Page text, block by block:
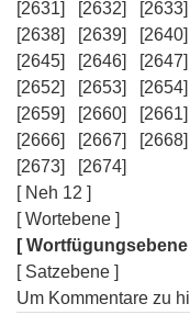
[2631]
[2632] [2633]
[2638]
[2639] [2640]
[2645]
[2646] [2647]
[2652]
[2653] [2654]
[2659]
[2660] [2661]
[2666]
[2667] [2668]
[2673]
[2674]
[ Neh 12 ]
[ Wortebene ]
[ Wortfügungsebene
[ Satzebene ]
Um Kommentare zu